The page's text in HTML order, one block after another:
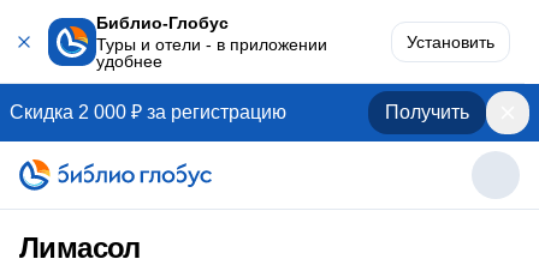
Библио-Глобус
Туры и отели - в приложении
удобнее
Установить
Скидка 2 000 ₽ за регистрацию Получить
Лимасол